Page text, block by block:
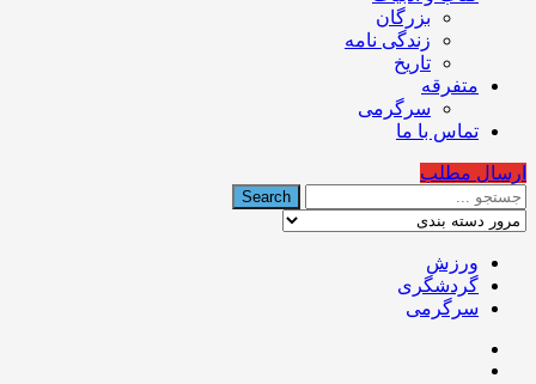
بزرگان
زندگی نامه
تاریخ
متفرقه
سرگرمی
تماس با ما
ارسال مطلب
ورزش
گردشگری
سرگرمی